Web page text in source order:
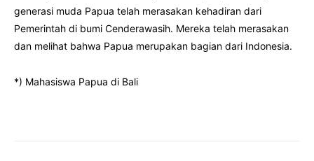
generasi muda Papua telah merasakan kehadiran dari
Pemerintah di bumi Cenderawasih. Mereka telah merasakan
dan melihat bahwa Papua merupakan bagian dari Indonesia.
*) Mahasiswa Papua di Bali